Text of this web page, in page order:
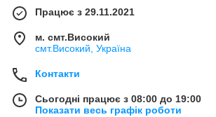
Працює з 29.11.2021
м. смт.Високий
смт.Високий, Україна
Контакти
Сьогодні працює з 08:00 до 19:00
Показати весь графік роботи